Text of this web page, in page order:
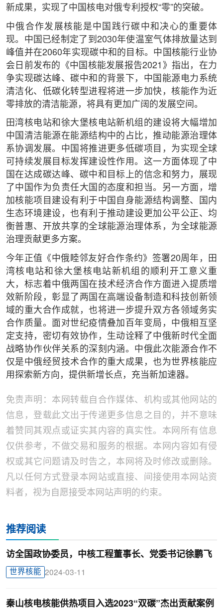
新成果，实现了中国核电对俄专利授权“零”的突破。
中俄合作发展核能是中国践行碳中和决心的重要体
现。中国已经制定了到2030年使温室气体排放量达到
峰值并在2060年实现碳中和的目标。中国核能行业协
会日前发布的《中国核能发展报告2021》指出，在力
争实现碳达峰、碳中和的背景下，中国能源电力系统
清洁化、低碳化转型进程将进一步加快，核能作为近
零排放的清洁能源，将具有更加广阔的发展空间。
田湾核电站和徐大堡核电站新机组的建设将大幅增加
中国清洁能源在能源结构中的占比，推动能源治理体
系协调发展。中国将推进更多低碳项目，为实现全球
可持续发展目标发挥建设性作用。这一方面体现了中
国在达成碳达峰、碳中和目标上的信念和努力，展现
了中国作为负责任大国的态度和担当。另一方面，增
加核能项目建设有利于中国自身能源结构调整、国内
生态环境建设，也有利于推动建设更加公平公正、均
衡普惠、开放共享的全球能源治理体系，为全球能源
治理贡献更多方案。
今年正值《中俄睦邻友好合作条约》签署20周年，田
湾核电站和徐大堡核电站新机组的顺利开工意义重
大，标志着中俄两国在技术经济合作方面进入提质增
效新阶段，彰显了两国在高端设备制造和科技创新领
域的重大合作成就，也将进一步提升双方各领域务实
合作质量。面对世纪疫情叠加百年变局，中俄相互坚
定支持，密切有效协作，生动诠释了中俄新时代全面
战略协作伙伴关系的深刻内涵。中俄此次能源合作不
仅是中俄经贸技术合作的重大成果，也为世界核能应
用探索新方向，提供新增长点，充当新加速器。
免责声明：本网转载自合作媒体、机构或其他网站的
信息，登载此文出于传递更多信息之目的，并不意味
着赞同其观点或证实其内容的真实性。本网所有信息
仅供参考，不做交易和服务的根据。本网内容如有侵
权或其它问题请及时告之，本网将及时修改或删除。
凡以任何方式登录本网站或直接、间接使用本网站资
料者，视为自愿接受本网站声明的约束。
推荐阅读
访全国政协委员，中核工程董事长、党委书记徐鹏飞
世界核能 2024-03-11
秦山核电核能供热项目入选2023“双碳”杰出贡献案例